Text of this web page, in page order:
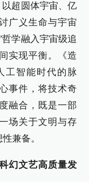
超圆体宇宙、亿
广义生命与宇宙
学融入宇宙级追
实现平衡。《造
工智能时代的脉
事件，将技术奇
融合，既是一部
场关于文明与存
兼备。
幻文艺高质量发